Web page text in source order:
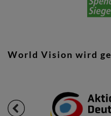
World Vision wird